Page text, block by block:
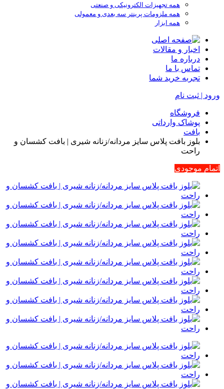
همه تجهیزات الکترونیکی و صنعتی
همه ملزومات پرینتر سه بعدی و معمولی
همه ابزار
اخبار و مقالات
درباره ما
تماس با ما
تجربه خرید شما
ورود | ثبت نام
فروشگاه
پوشاک وارداتی
بافت
بلوز بافت پلاس سایز مردانه/زنانه شیری | بافت کشسان و
راحت
اتمام موجودی